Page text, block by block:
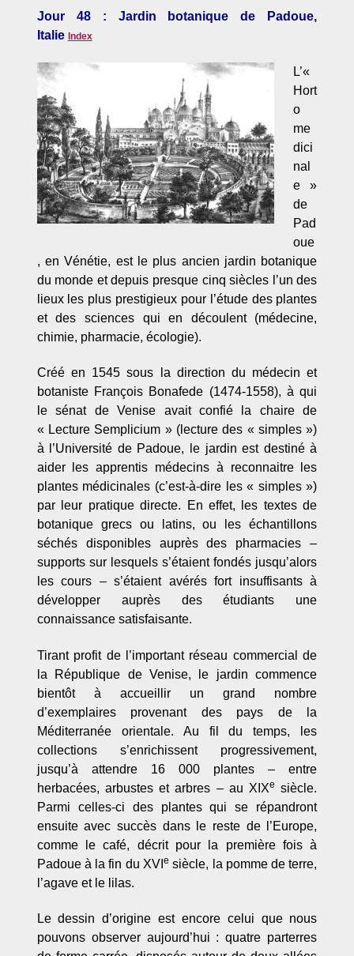
Jour 48 : Jardin botanique de Padoue,
Italie Index
L’«
Hort
o
me
dici
nal
e »
de
Pad
oue
, en Vénétie, est le plus ancien jardin botanique
du monde et depuis presque cinq siècles l’un des
lieux les plus prestigieux pour l’étude des plantes
et des sciences qui en découlent (médecine,
chimie, pharmacie, écologie).
Créé en 1545 sous la direction du médecin et
botaniste François Bonafede (1474-1558), à qui
le sénat de Venise avait confié la chaire de
« Lecture Semplicium » (lecture des « simples »)
à l’Université de Padoue, le jardin est destiné à
aider les apprentis médecins à reconnaitre les
plantes médicinales (c’est-à-dire les « simples »)
par leur pratique directe. En effet, les textes de
botanique grecs ou latins, ou les échantillons
séchés disponibles auprès des pharmacies –
supports sur lesquels s’étaient fondés jusqu’alors
les cours – s’étaient avérés fort insuffisants à
développer auprès des étudiants une
connaissance satisfaisante.
Tirant profit de l’important réseau commercial de
la République de Venise, le jardin commence
bientôt à accueillir un grand nombre
d’exemplaires provenant des pays de la
Méditerranée orientale. Au fil du temps, les
collections s’enrichissent progressivement,
jusqu’à attendre 16 000 plantes – entre
herbacées, arbustes et arbres – au XIXe siècle.
Parmi celles-ci des plantes qui se répandront
ensuite avec succès dans le reste de l’Europe,
comme le café, décrit pour la première fois à
Padoue à la fin du XVI e siècle, la pomme de terre,
l’agave et le lilas.
Le dessin d’origine est encore celui que nous
pouvons observer aujourd’hui : quatre parterres